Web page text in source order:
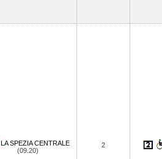
LA SPEZIA CENTRALE
(09.20)
2